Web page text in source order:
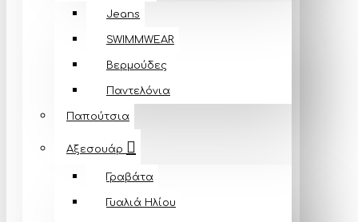
Jeans
SWIMMWEAR
Βερμούδες
Παντελόνια
Παπούτσια
Αξεσουάρ
Γραβάτα
Γυαλιά Ηλίου